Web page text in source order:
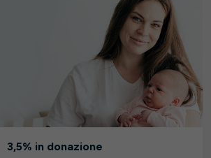
3,5% in donazione